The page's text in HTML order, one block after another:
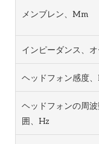
メンブレン、mm
インピーダンス、オ
ヘッドフォン感度
ヘッドフォンの周
囲、Hz